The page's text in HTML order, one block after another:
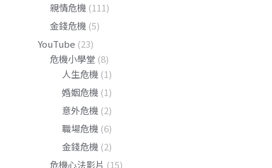
親情危機 (111)
金錢危機 (5)
YouTube (23)
危機小學堂 (8)
人生危機 (1)
婚姻危機 (1)
意外危機 (2)
職場危機 (6)
金錢危機 (2)
危機心法影片 (15)